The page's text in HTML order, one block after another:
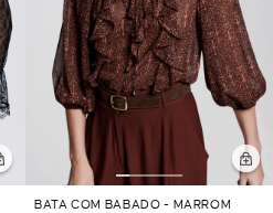
BATA COM BABADO - MARROM